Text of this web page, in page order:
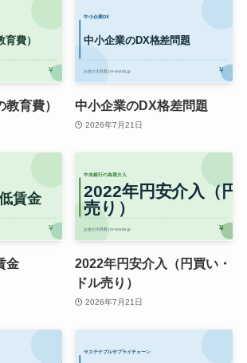
育費） 中小企業のDX格差問題
2026年7月21日
金
2022年円安介入（円買い・
ドル売り）
2026年7月21日